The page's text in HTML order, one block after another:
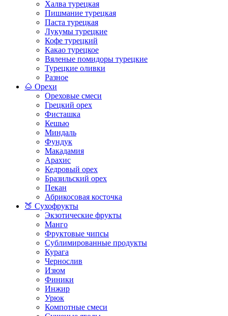
Халва турецкая
Пишмание турецкая
Паста турецкая
Лукумы турецкие
Кофе турецкий
Какао турецкое
Вяленые помидоры турецкие
Турецкие оливки
Разное
🌰 Орехи
Ореховые смеси
Грецкий орех
Фисташка
Кешью
Миндаль
Фундук
Макадамия
Арахис
Кедровый орех
Бразильский орех
Пекан
Абрикосовая косточка
🍑 Сухофрукты
Экзотические фрукты
Манго
Фруктовые чипсы
Сублимированные продукты
Курага
Чернослив
Изюм
Финики
Инжир
Урюк
Компотные смеси